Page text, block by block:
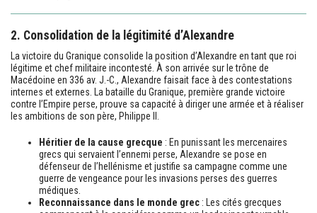
2. Consolidation de la légitimité d’Alexandre
La victoire du Granique consolide la position d’Alexandre en tant que roi
légitime et chef militaire incontesté. À son arrivée sur le trône de
Macédoine en 336 av. J.-C., Alexandre faisait face à des contestations
internes et externes. La bataille du Granique, première grande victoire
contre l’Empire perse, prouve sa capacité à diriger une armée et à réaliser
les ambitions de son père, Philippe II.
Héritier de la cause grecque : En punissant les mercenaires
grecs qui servaient l’ennemi perse, Alexandre se pose en
défenseur de l’hellénisme et justifie sa campagne comme une
guerre de vengeance pour les invasions perses des guerres
médiques.
Reconnaissance dans le monde grec : Les cités grecques